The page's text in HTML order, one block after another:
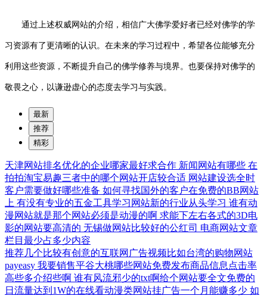
通过上述权威网站的介绍，相信广大佛学爱好者已经对佛学的学
习资源有了更清晰的认识。在未来的学习过程中，希望各位能够充分
利用这些资源，不断提升自己的佛学修养与境界。也要保持对佛学的
敬畏之心，以谦逊虚心的态度去学习与实践。
最新
推荐
精彩
天津网站排名优化的企业哪家最好求合作 新闻网站有哪些 在
拍拍淘宝易趣三者中的哪个网站开店较合适 网站建设选全时
客户需要做好哪些准备 如何寻找国外的客户在免费的BB网站
上 有没有专业的五金工具学习网站新的行业从头学习 谁有动
漫网站就是那个网站必须是动漫的啊 求能下左右各式的3D电
影的网站要高清的 无锡做网站比较好的公红司 电商网站文章
栏目最少占多少内容
推荐几个比较有创意的互联网广告视频比如台湾的购物网站
payeasy 我要销售平谷大桃哪些网站免费发布商品信息点击率
高些多介绍些啊 谁有风流邪少的txt啊给个网站要全文免费的
日流量达到1W的在线看动漫类网站挂广告一个月能赚多少 如